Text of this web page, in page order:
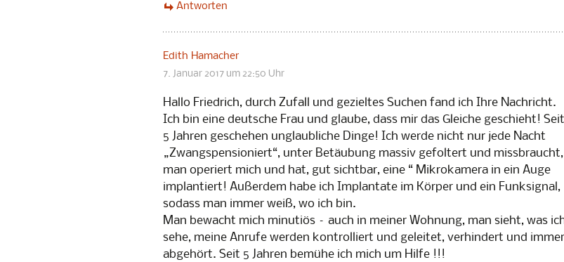
Antworten
Edith Hamacher
7. Januar 2017 um 22:50 Uhr
Hallo Friedrich, durch Zufall und gezieltes Suchen fand ich Ihre Nachricht.
Ich bin eine deutsche Frau und glaube, dass mir das Gleiche geschieht! Seit
5 Jahren geschehen unglaubliche Dinge! Ich werde nicht nur jede Nacht
„Zwangspensioniert“, unter Betäubung massiv gefoltert und missbraucht,
man operiert mich und hat, gut sichtbar, eine “ Mikrokamera in ein Auge
implantiert! Außerdem habe ich Implantate im Körper und ein Funksignal,
sodass man immer weiß, wo ich bin.
Man bewacht mich minutiös – auch in meiner Wohnung, man sieht, was
sehe, meine Anrufe werden kontrolliert und geleitet, verhindert und immer
abgehört. Seit 5 Jahren bemühe ich mich um Hilfe !!!